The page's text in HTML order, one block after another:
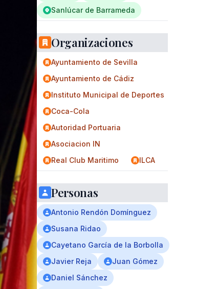
Sanlúcar de Barrameda
Organizaciones
Ayuntamiento de Sevilla
Ayuntamiento de Cádiz
Instituto Municipal de Deportes
Coca-Cola
Autoridad Portuaria
Asociacion IN
Real Club Maritimo
ILCA
Personas
Antonio Rendón Domínguez
Susana Ridao
Cayetano García de la Borbolla
Javier Reja
Juan Gómez
Daniel Sánchez